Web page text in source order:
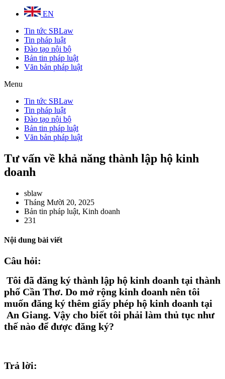
EN
Tin tức SBLaw
Tin pháp luật
Đào tạo nội bộ
Bản tin pháp luật
Văn bản pháp luật
Menu
Tin tức SBLaw
Tin pháp luật
Đào tạo nội bộ
Bản tin pháp luật
Văn bản pháp luật
Tư vấn về khả năng thành lập hộ kinh
doanh
sblaw
Tháng Mười 20, 2025
Bản tin pháp luật, Kinh doanh
231
Nội dung bài viết
Câu hỏi:
Tôi đã đăng ký thành lập hộ kinh doanh tại thành
phố Cần Thơ. Do mở rộng kinh doanh nên tôi
muốn đăng ký thêm giấy phép hộ kinh doanh tại
An Giang. Vậy cho biết tôi phải làm thủ tục như
thế nào để được đăng ký?
Trả lời: